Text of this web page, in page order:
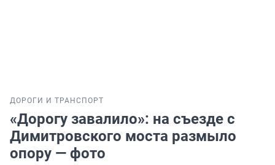
ДОРОГИ И ТРАНСПОРТ
«Дорогу завалило»: на съезде с
Димитровского моста размыло
опору — фото